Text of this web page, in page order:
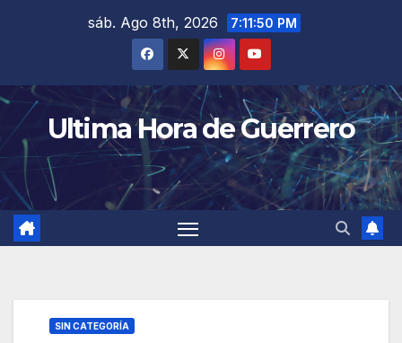
sáb. Ago 8th, 2026 7:11:50 PM
Ultima Hora de Guerrero
SIN CATEGORÍA